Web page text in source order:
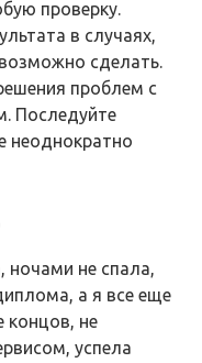
проверку.
в случаях,
сделать.
проблем с
Последуйте
неоднократно
ночами не спала,
а я все еще
концов, не
успела